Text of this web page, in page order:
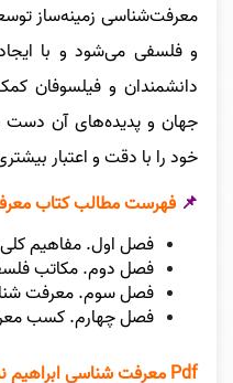
معرفت‌شناسی زمینه‌ساز
و فلسفی می‌شود و با
دانشمندان و فیلسوفان
جهان و پدیده‌های آن دست
خود را با دقت و اعتبار
📌 فهرست مطالب کتاب
فصل اول. مفاهیم
فصل دوم. مکاتب
فصل سوم. معرفت
فصل چهارم. کسب
Pdf معرفت شناسی ابراهیم نیک صفت